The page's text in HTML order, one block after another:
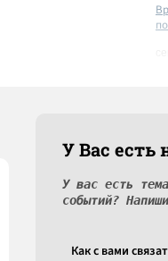
У Вас есть
У вас есть
событий?
Как c вами